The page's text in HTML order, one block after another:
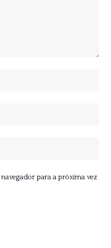
para a próxima vez